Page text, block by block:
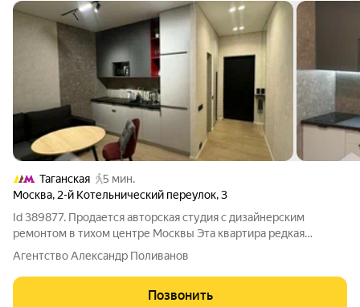
Таганская
5 мин.
Москва, 2-й Котельнический переулок,3
Id 389877. Продается авторская студия с дизайнерским
ремонтом в тихом центре Москвы Эта квартира редкая
возможность приобрести готовое жилье с характером в
одном из самых престижных и атмосферных районов столицы.
Студия площадью 22,1 кв. м
Агентство Александр Поливанов
Позвонить